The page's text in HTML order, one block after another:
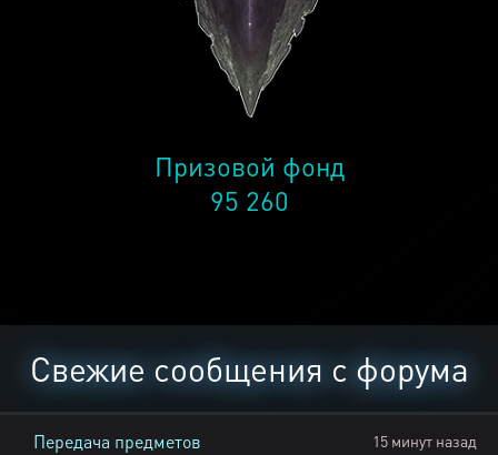
Призовой фонд
95 260
Свежие сообщения с форума
Передача предметов 15 минут назад